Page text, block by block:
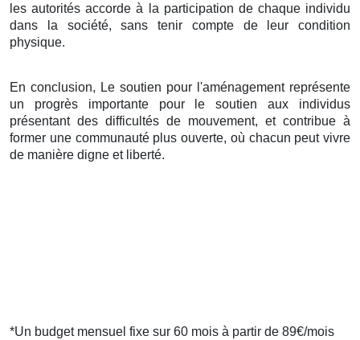
les autorités accorde à la participation de chaque individu
dans la société, sans tenir compte de leur condition
physique.
En conclusion, Le soutien pour l'aménagement représente
un progrès importante pour le soutien aux individus
présentant des difficultés de mouvement, et contribue à
former une communauté plus ouverte, où chacun peut vivre
de manière digne et liberté.
*Un budget mensuel fixe sur 60 mois à partir de 89€/mois